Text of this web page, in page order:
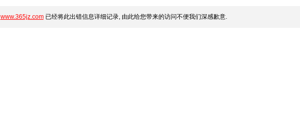
www.365jz.com已经将此出错信息详细记录, 由此给您带来的访问不便我们深感歉意.